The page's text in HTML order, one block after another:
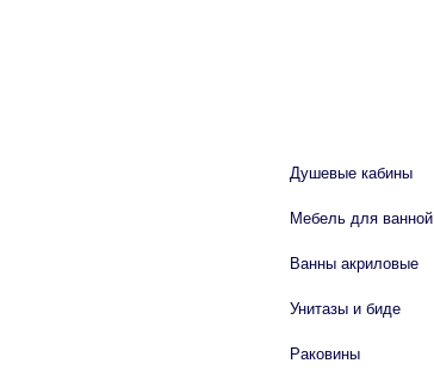
Душевые кабины
Мебель для ванной
Ванны акриловые
Унитазы и биде
Раковины